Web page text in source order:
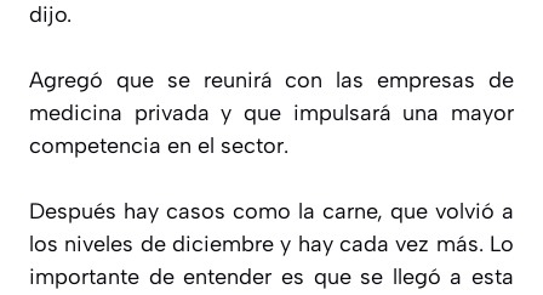
dijo.
Agregó que se reunirá con las empresas de
medicina privada y que impulsará una mayor
competencia en el sector.
Después hay casos como la carne, que volvió a
los niveles de diciembre y hay cada vez más. Lo
importante de entender es que se llegó a esta